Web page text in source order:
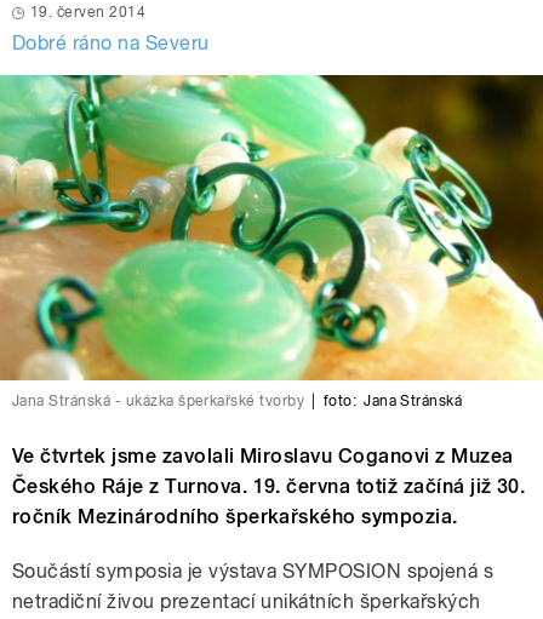
19. červen 2014
Dobré ráno na Severu
Jana Stránská - ukázka šperkařské tvorby foto: Jana Stránská
Ve čtvrtek jsme zavolali Miroslavu Coganovi z Muzea
Českého Ráje z Turnova. 19. června totiž začíná již 30.
ročník Mezinárodního šperkařského sympozia.
Součástí symposia je výstava SYMPOSION spojená s
netradiční živou prezentací unikátních šperkařských